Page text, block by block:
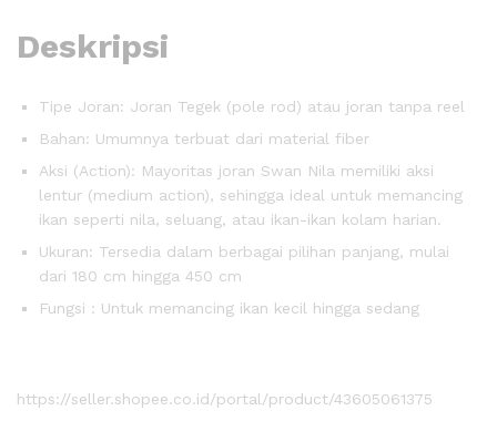
Deskripsi
Tipe Joran: Joran Tegek (pole rod) atau joran tanpa reel
Bahan: Umumnya terbuat dari material fiber
Aksi (Action): Mayoritas joran Swan Nila memiliki aksi
lentur (medium action), sehingga ideal untuk memancing
ikan seperti nila, seluang, atau ikan-ikan kolam harian.
Ukuran: Tersedia dalam berbagai pilihan panjang, mulai
dari 180 cm hingga 450 cm
Fungsi : Untuk memancing ikan kecil hingga sedang
https://seller.shopee.co.id/portal/product/43605061375